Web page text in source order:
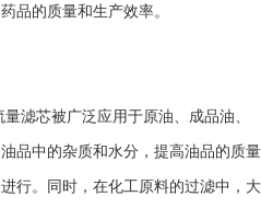
品的质量和生产效率。
滤芯被广泛应用于原油、成品油、
品中的杂质和水分，提高油品的质量
行。同时，在化工原料的过滤中，大